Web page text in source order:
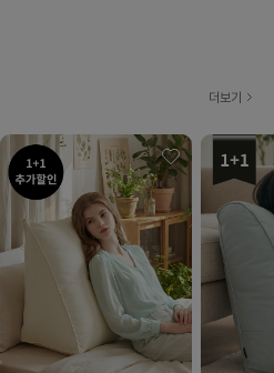
더보기